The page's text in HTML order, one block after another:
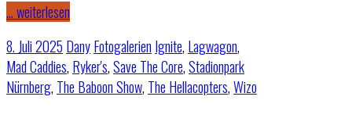
… weiterlesen
8. Juli 2025 DanyFotogalerien Ignite, Lagwagon,
Mad Caddies, Ryker's,Save The Core,Stadionpark
Nürnberg, The Baboon Show, The Hellacopters,Wizo